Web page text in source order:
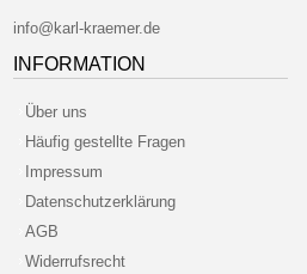
info@karl-kraemer.de
INFORMATION
Über uns
Häufig gestellte Fragen
Impressum
Datenschutzerklärung
AGB
Widerrufsrecht